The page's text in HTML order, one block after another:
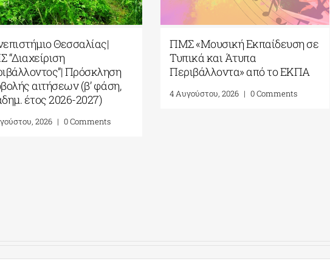
Πανεπιστήμιο Θεσσαλίας|
ΠΜΣ “Διαχείριση
Περιβάλλοντος”| Πρόσκληση
υποβολής αιτήσεων (β’ φάση,
ακαδημ. έτος 2026-2027)
6 Αυγούστου, 2026 | 0 Comments
ΠΜΣ «Μουσική Εκπαίδευση σε
Τυπικά και Άτυπα
Περιβάλλοντα» από το ΕΚΠΑ
4 Αυγούστου, 2026 | 0 Comments